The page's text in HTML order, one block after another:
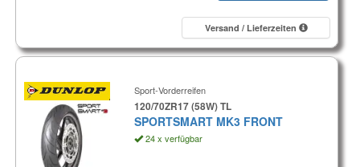
Versand / Lieferzeiten
Sport-Vorderreifen
120/70ZR17 (58W) TL
SPORTSMART MK3 FRONT
24 x verfügbar